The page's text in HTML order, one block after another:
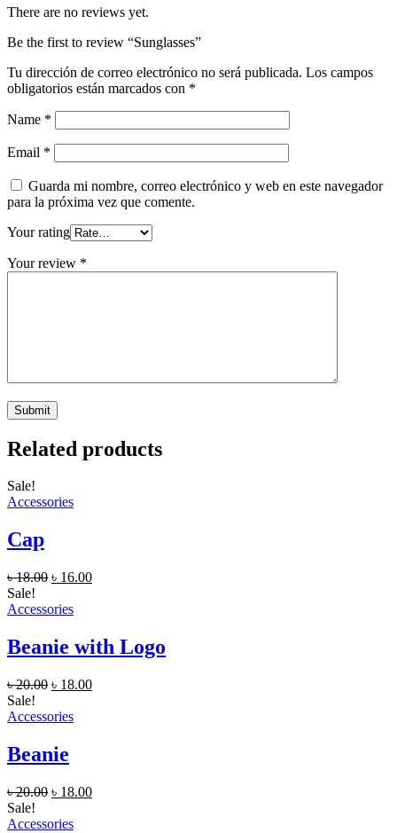
There are no reviews yet.
Be the first to review “Sunglasses”
Tu dirección de correo electrónico no será publicada. Los campos
obligatorios están marcados con *
Name *
Email *
Guarda mi nombre, correo electrónico y web en este navegador
para la próxima vez que comente.
Your rating
Your review *
Related products
Sale!
Accessories
Cap
৳18.00 ৳ 16.00
Sale!
Accessories
Beanie with Logo
৳20.00 ৳ 18.00
Sale!
Accessories
Beanie
৳20.00 ৳ 18.00
Sale!
Accessories